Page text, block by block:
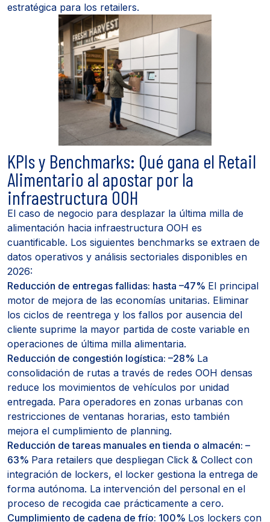
estratégica para los retailers.
KPIs y Benchmarks: Qué gana el Retail
Alimentario al apostar por la
infraestructura OOH
El caso de negocio para desplazar la última milla de
alimentación hacia infraestructura OOH es
cuantificable. Los siguientes benchmarks se extraen de
datos operativos y análisis sectoriales disponibles en
2026:
Reducción de entregas fallidas: hasta –47% El principal
motor de mejora de las economías unitarias. Eliminar
los ciclos de reentrega y los fallos por ausencia del
cliente suprime la mayor partida de coste variable en
operaciones de última milla alimentaria.
Reducción de congestión logística: –28% La
consolidación de rutas a través de redes OOH densas
reduce los movimientos de vehículos por unidad
entregada. Para operadores en zonas urbanas con
restricciones de ventanas horarias, esto también
mejora el cumplimiento de planning.
Reducción de tareas manuales en tienda o almacén: –
63% Para retailers que despliegan Click & Collect con
integración de lockers, el locker gestiona la entrega de
forma autónoma. La intervención del personal en el
proceso de recogida cae prácticamente a cero.
Cumplimiento de cadena de frío: 100% Los lockers con